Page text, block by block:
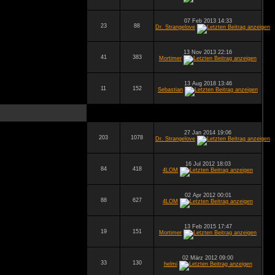
23 88
07 Feb 2013 14:33
Dr. Strangelove
41 383
13 Nov 2013 22:16
Mortimer
11 152
13 Aug 2018 13:46
Sebastian
203 1078
27 Jan 2014 19:06
Dr. Strangelove
84 418
16 Jul 2012 18:03
4LOM
88 627
02 Apr 2012 00:01
4LOM
19 151
13 Feb 2015 17:47
Mortimer
33 130
02 März 2012 09:00
helmi